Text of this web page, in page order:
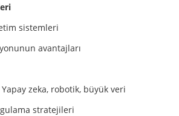
sistemleri
avantajları
zeka, robotik, büyük veri
stratejileri